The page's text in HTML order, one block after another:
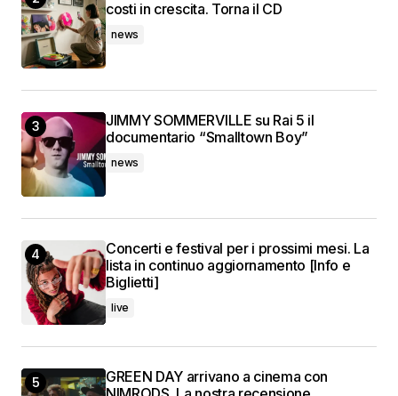
costi in crescita. Torna il CD
news
JIMMY SOMMERVILLE su Rai 5 il
documentario “Smalltown Boy”
news
Concerti e festival per i prossimi mesi. La
lista in continuo aggiornamento [Info e
Biglietti]
live
GREEN DAY arrivano a cinema con